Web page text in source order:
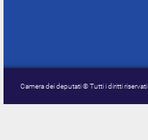
Camera dei deputati © Tutti i diritti riservati